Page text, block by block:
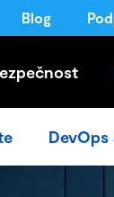
Blog